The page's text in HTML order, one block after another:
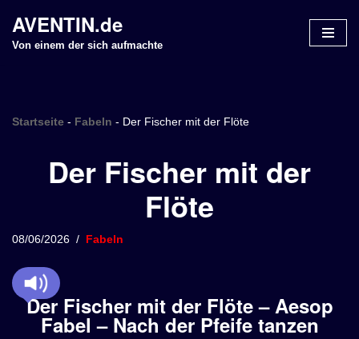
Z
n
p
i
n
AVENTIN.de
Von einem der sich aufmachte
Startseite - Fabeln - Der Fischer mit der Flöte
Der Fischer mit der
Flöte
08/06/2026 Fabeln
Der Fischer mit der Flöte – Aesop
Fabel – Nach der Pfeife tanzen